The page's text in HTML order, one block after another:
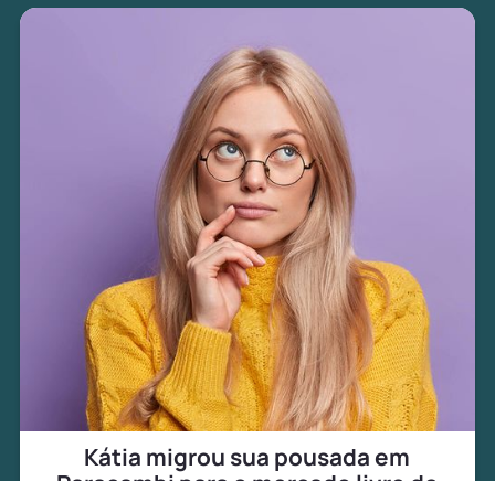
Kátia migrou sua pousada em